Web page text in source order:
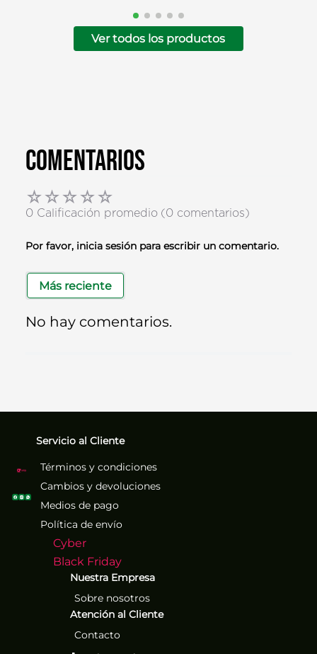
Ver todos los productos
Comentarios
☆☆☆☆☆
0 Calificación promedio (0 comentarios)
Por favor, inicia sesión para escribir un comentario.
Más reciente
No hay comentarios.
Servicio al Cliente
Términos y condiciones
Cambios y devoluciones
Medios de pago
Política de envío
Cyber
Black Friday
Nuestra Empresa
Sobre nosotros
Atención al Cliente
Contacto